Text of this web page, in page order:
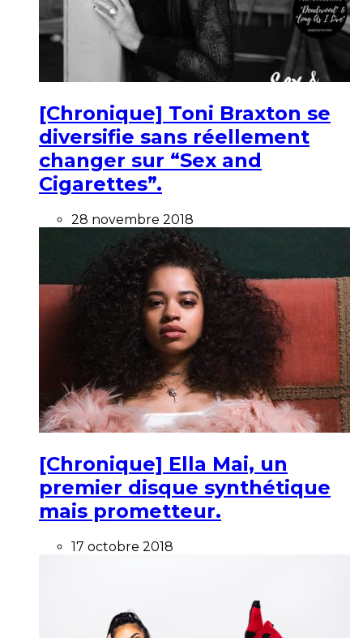
[Chronique] Toni Braxton se
diversifie sans réellement
changer sur “Sex and
Cigarettes”.
28 novembre 2018
[Chronique] Ella Mai, un
premier disque synthétique
mais prometteur.
17 octobre 2018